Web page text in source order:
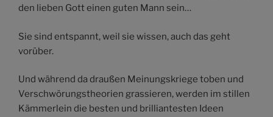
den lieben Gott einen guten Mann sein…
Sie sind entspannt, weil sie wissen, auch das geht
vorüber.
Und während da draußen Meinungskriege toben und
Verschwörungstheorien grassieren, werden im stillen
Kämmerlein die besten und brilliantesten Ideen